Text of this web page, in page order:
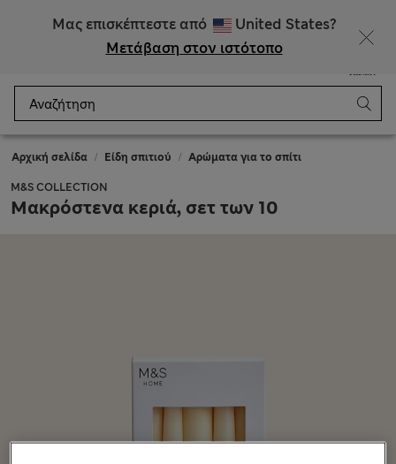
Μας επισκέπτεστε από
United States?
Μετάβαση στον ιστότοπο
Αρχική σελίδα Είδη σπιτιού Αρώματα για το σπίτι
M&S COLLECTION
Μακρόστενα κεριά, σετ των 10